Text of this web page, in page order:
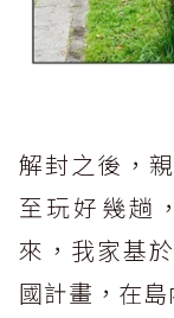
解封之後，
至玩好幾趟
來，我家基
國計畫，在島